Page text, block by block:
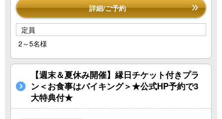
詳細/ご予約
定員
2～5名様
【週末＆夏休み開催】縁日チケット付きプラ
ン＜お食事はバイキング＞★公式HP予約で3
大特典付★